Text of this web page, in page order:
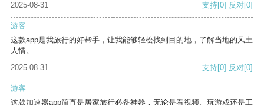
2025-08-31 支持[0] 反对[0]
游客
这款app是我旅行的好帮手，让我能够轻松找到目的地，了解当地的风土
人情。
2025-08-31
支持[0] 反对[0]
游客
这款加速器app简直是居家旅行必备神器，无论是看视频、玩游戏还是工